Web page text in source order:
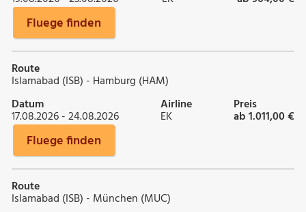
Fluege finden
Route
Islamabad (ISB) - Hamburg (HAM)
Datum
17.08.2026 - 24.08.2026
Airline
EK
Preis
ab 1.011,00 €
Fluege finden
Route
Islamabad (ISB) - München (MUC)